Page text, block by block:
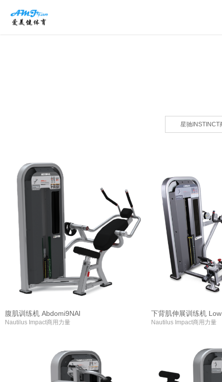
星驰INSTINCT
腹肌训练机 Abdomi9NAl
Nautilus Impact商用力量
下背肌伸展训练机
Nautilus Impact商用力量